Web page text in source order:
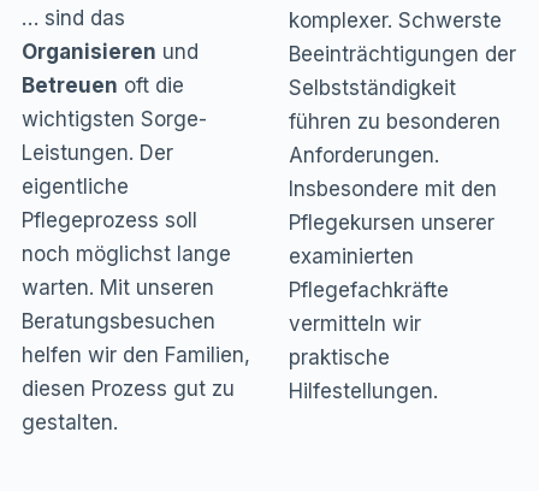
… sind das
Organisieren und
Betreuen oft die
wichtigsten Sorge-
Leistungen. Der
eigentliche
Pflegeprozess soll
noch möglichst lange
warten. Mit unseren
Beratungsbesuchen
helfen wir den Familien,
diesen Prozess gut zu
gestalten.
komplexer. Schwerste
Beeinträchtigungen der
Selbstständigkeit
führen zu besonderen
Anforderungen.
Insbesondere mit den
Pflegekursen unserer
examinierten
Pflegefachkräfte
vermitteln wir
praktische
Hilfestellungen.